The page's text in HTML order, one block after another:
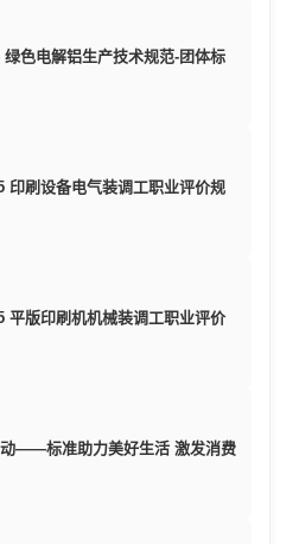
色电解铝生产技术规范-团体标
刷设备电气装调工职业评价规
版印刷机机械装调工职业评价
——标准助力美好生活 激发消费